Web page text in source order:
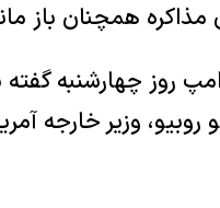
مذاکره همچنان باز
روز چهارشنبه
روبیو، وزیر خارجه